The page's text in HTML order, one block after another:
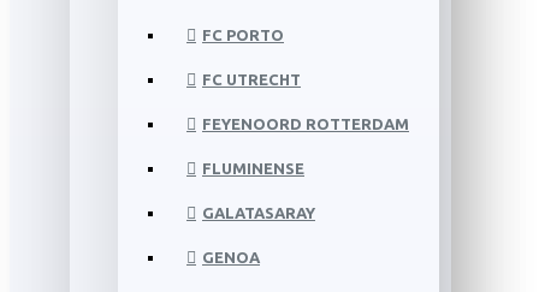
FC PORTO
FC UTRECHT
FEYENOORD ROTTERDAM
FLUMINENSE
GALATASARAY
GENOA